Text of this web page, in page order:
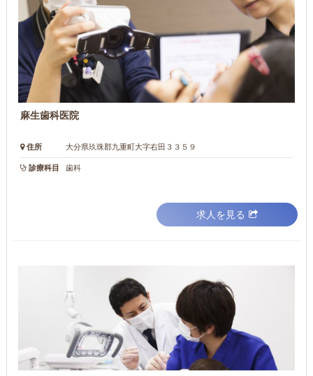
麻生歯科医院
住所 大分県玖珠郡九重町大字右田３３５９
診療科目 歯科
求人を見る